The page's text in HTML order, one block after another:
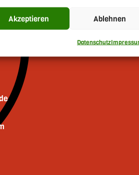
Akzeptieren Ablehnen
Datenschutz
Luftdruck Disziplinen
7. August 2026
19:30-22:00